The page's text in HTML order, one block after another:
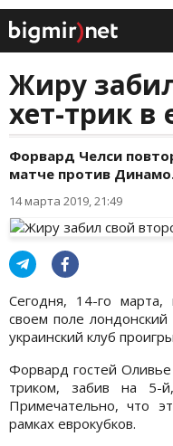
Жиру
хет-трик в
Форвард Челси
матче против
14 марта 2019, 21:49
Сегодня, 14-го
своем поле
украинский клуб
Форвард гостей
триком, забив на 5-
Примечательно, что
рамках еврокубков.